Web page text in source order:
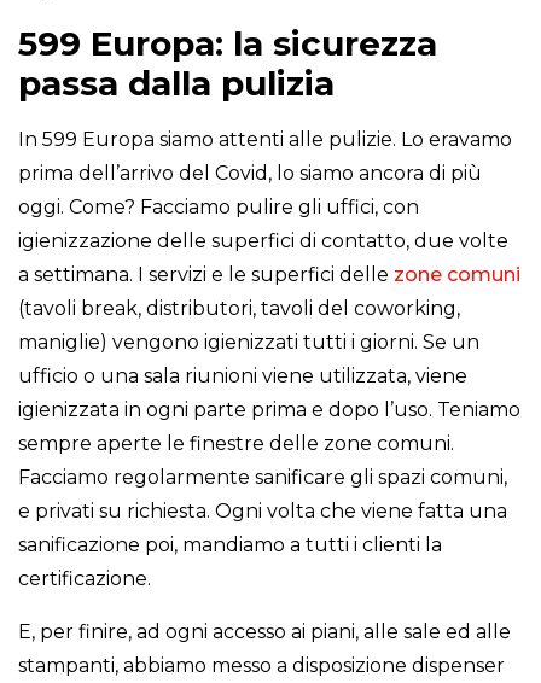
599 Europa: la sicurezza
passa dalla pulizia
In 599 Europa siamo attenti alle pulizie. Lo eravamo
prima dell’arrivo del Covid, lo siamo ancora di più
oggi. Come? Facciamo pulire gli uffici, con
igienizzazione delle superfici di contatto, due volte
a settimana. I servizi e le superfici delle zone comuni
(tavoli break, distributori, tavoli del coworking,
maniglie) vengono igienizzati tutti i giorni. Se un
ufficio o una sala riunioni viene utilizzata, viene
igienizzata in ogni parte prima e dopo l’uso. Teniamo
sempre aperte le finestre delle zone comuni.
Facciamo regolarmente sanificare gli spazi comuni,
e privati su richiesta. Ogni volta che viene fatta una
sanificazione poi, mandiamo a tutti i clienti la
certificazione.
E, per finire, ad ogni accesso ai piani, alle sale ed alle
stampanti, abbiamo messo a disposizione dispenser